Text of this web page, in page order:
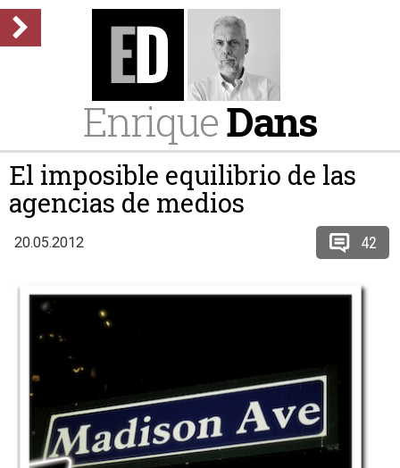
EnriqueDans
El imposible equilibrio de las
agencias de medios
20.05.2012 42